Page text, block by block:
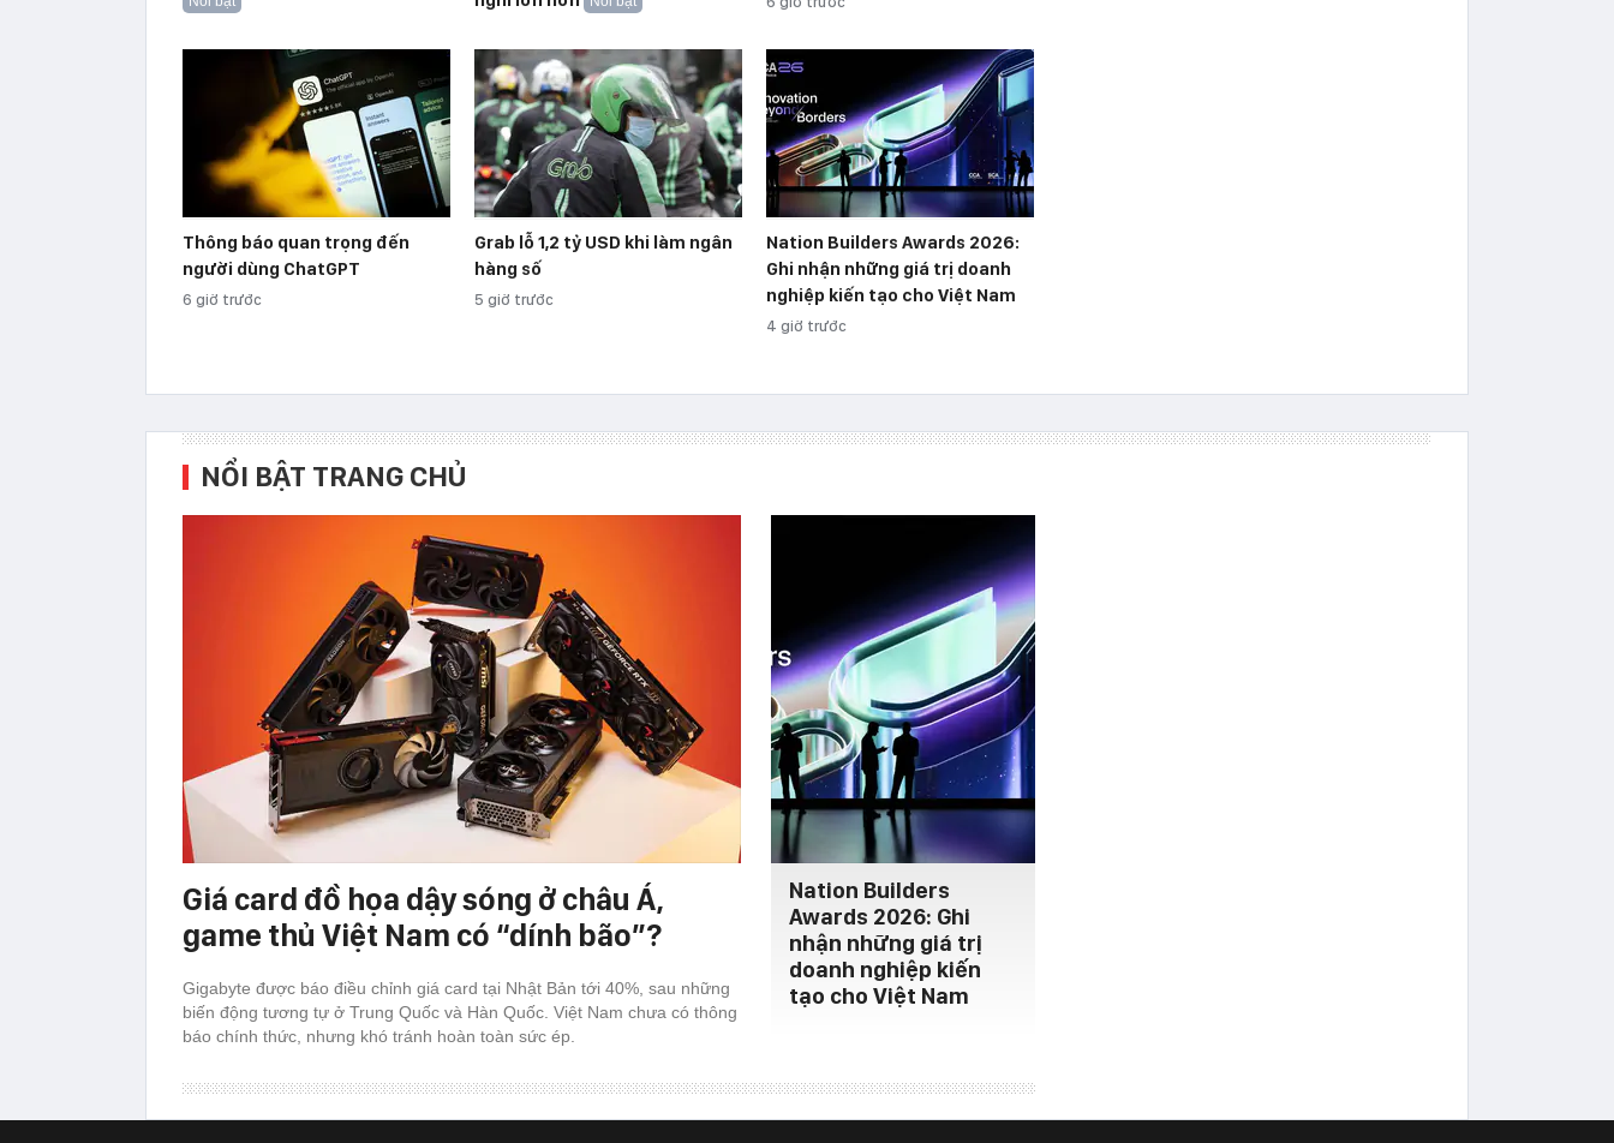
Thông báo quan trọng đến
người dùng ChatGPT
6 giờ trước
Grab lỗ 1,2 tỷ USD khi làm ngân
hàng số
5 giờ trước
Nation Builders Awards 2026:
Ghi nhận những giá trị doanh
nghiệp kiến tạo cho Việt Nam
4 giờ trước
NỔI BẬT TRANG CHỦ
Giá card đồ họa dậy sóng ở châu Á,
game thủ Việt Nam có “dính bão”?
Gigabyte được báo điều chỉnh giá card tại Nhật Bản tới 40%, sau những
biến động tương tự ở Trung Quốc và Hàn Quốc. Việt Nam chưa có thông
báo chính thức, nhưng khó tránh hoàn toàn sức ép.
Nation Builders
Awards 2026: Ghi
nhận những giá trị
doanh nghiệp kiến
tạo cho Việt Nam